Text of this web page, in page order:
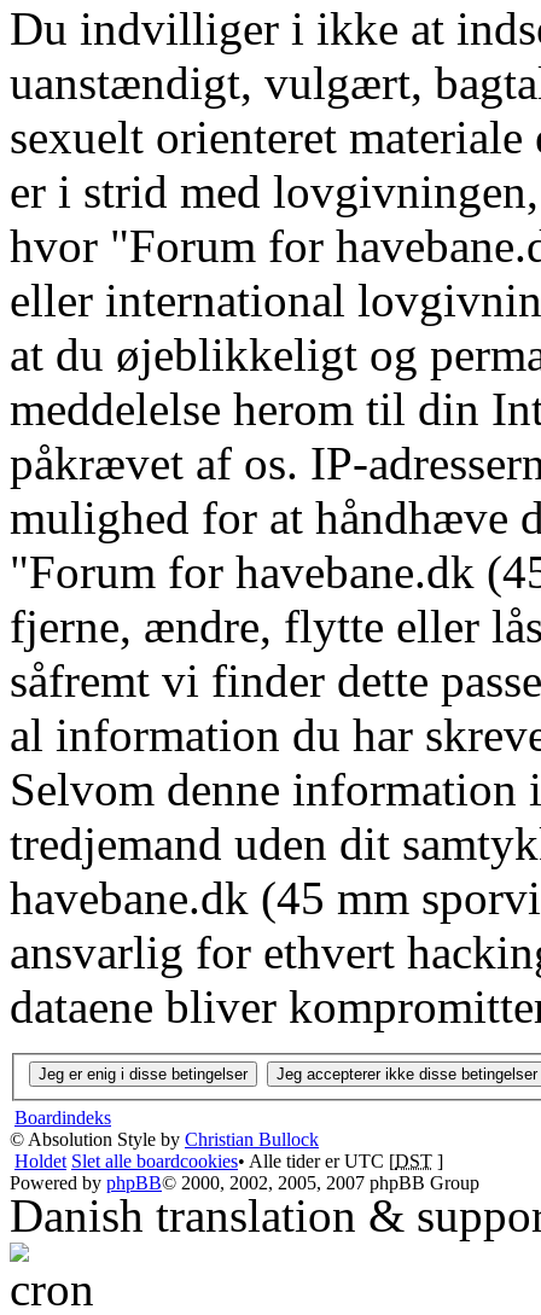
Du indvilliger i ikke at
uanstændigt, vulgært,
sexuelt orienteret
er i strid med
hvor "Forum for
eller international
at du øjeblikkeligt og
meddelelse herom til din
påkrævet af os. IP-
mulighed for at håndhæve
"Forum for havebane.dk
fjerne, ændre, flytte eller
såfremt vi finder dette
al information du har
Selvom denne
tredjemand uden dit
havebane.dk (45 mm
ansvarlig for ethvert
dataene bliver
Boardindeks
© Absolution Style by Christian Bullock
Holdet Slet alle boardcookies• Alle tider er UTC [DST ]
Powered by phpBB© 2000, 2002, 2005, 2007 phpBB Group
Danish translation &